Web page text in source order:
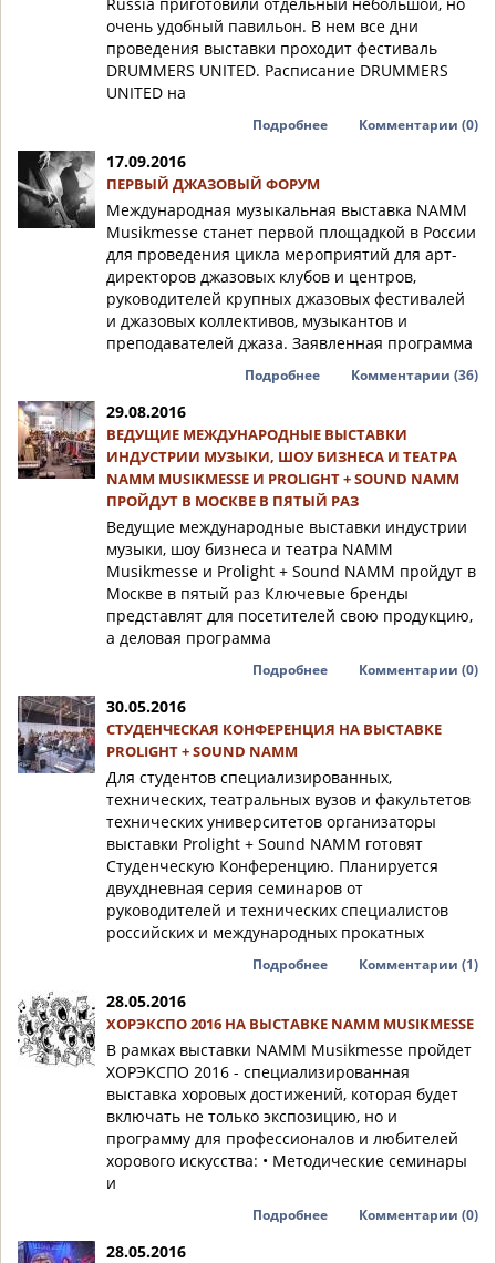
очень удобный павильон. В нем все дни
проведения выставки проходит фестиваль
DRUMMERS UNITED. Расписание DRUMMERS
UNITED на
Комментарии (0)
Подробнее
17.09.2016
ПЕРВЫЙ ДЖАЗОВЫЙ ФОРУМ
Международная музыкальная выставка NAMM
Musikmesse станет первой площадкой в России
для проведения цикла мероприятий для арт-
директоров джазовых клубов и центров,
руководителей крупных джазовых фестивалей
и джазовых коллективов, музыкантов и
преподавателей джаза. Заявленная программа
Комментарии (36)
Подробнее
29.08.2016
ВЕДУЩИЕ МЕЖДУНАРОДНЫЕ ВЫСТАВКИ
ИНДУСТРИИ МУЗЫКИ, ШОУ БИЗНЕСА И ТЕАТРА
NAMM MUSIKMESSE И PROLIGHT + SOUND NAMM
ПРОЙДУТ В МОСКВЕ В ПЯТЫЙ РАЗ
Ведущие международные выставки индустрии
музыки, шоу бизнеса и театра NAMM
Musikmesse и Prolight + Sound NAMM пройдут в
Москве в пятый раз Ключевые бренды
представлят для посетителей свою продукцию,
а деловая программа
Комментарии (0)
Подробнее
30.05.2016
СТУДЕНЧЕСКАЯ КОНФЕРЕНЦИЯ НА ВЫСТАВКЕ
PROLIGHT + SOUND NAMM
Для студентов специализированных,
технических, театральных вузов и факультетов
технических университетов организаторы
выставки Prolight + Sound NAMM готовят
Студенческую Конференцию. Планируется
двухдневная серия семинаров от
руководителей и технических специалистов
российских и международных прокатных
Комментарии (1)
Подробнее
28.05.2016
ХОРЭКСПО 2016 НА ВЫСТАВКЕ NAMM MUSIKMESSE
В рамках выставки NAMM Musikmesse пройдет
ХОРЭКСПО 2016 - специализированная
выставка хоровых достижений, которая будет
включать не только экспозицию, но и
программу для профессионалов и любителей
хорового искусства: • Методические семинары
и
Комментарии (0)
Подробнее
28.05.2016